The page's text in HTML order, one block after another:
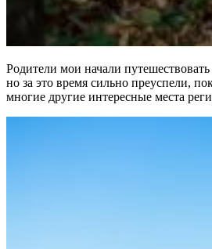
Родители мои начали
но за это время сильно преуспели,
многие другие интересные места